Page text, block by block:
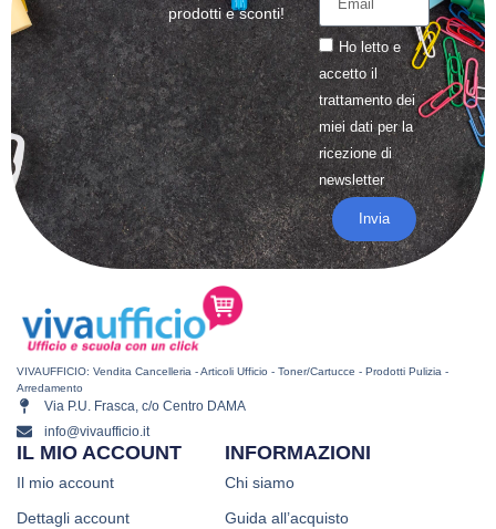
prodotti e sconti!
Ho letto e
accetto il
trattamentodei
miei dati per la
ricezione di
newsletter
Invia
VIVAUFFICIO: Vendita Cancelleria - Articoli Ufficio - Toner/Cartucce - Prodotti Pulizia -
Arredamento
Via P.U. Frasca, c/o Centro DAMA
info@vivaufficio.it
INFORMAZIONI
Chi siamo
Guida all’acquisto
IL MIO ACCOUNT
Il mio account
Dettagli account